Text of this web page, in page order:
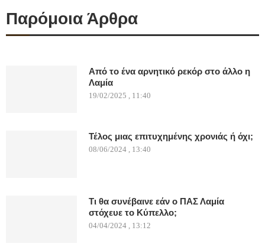
Παρόμοια Άρθρα
Από το ένα αρνητικό ρεκόρ στο άλλο η
Λαμία
19/02/2025 , 11:40
Τέλος μιας επιτυχημένης χρονιάς ή όχι;
08/06/2024 , 13:40
Τι θα συνέβαινε εάν ο ΠΑΣ Λαμία
στόχευε το Κύπελλο;
04/04/2024 , 13:12